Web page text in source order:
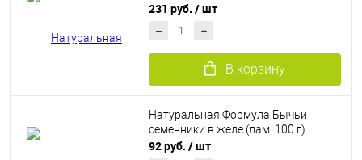
231 руб. / шт
В корзину
Натуральная Формула Бычьи
семенники в желе (лам. 100 г)
92 руб. / шт